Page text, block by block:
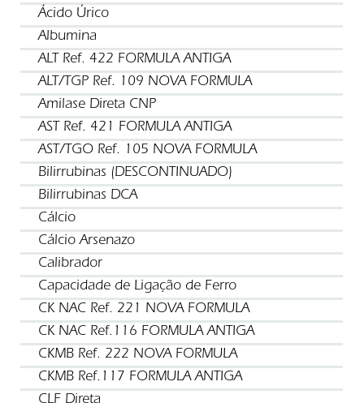
Ácido Úrico
Albumina
ALT Ref. 422 FORMULA ANTIGA
ALT/TGP Ref. 109 NOVA FORMULA
Amilase Direta CNP
AST Ref. 421 FORMULA ANTIGA
AST/TGO Ref. 105 NOVA FORMULA
Bilirrubinas (DESCONTINUADO)
Bilirrubinas DCA
Cálcio
Cálcio Arsenazo
Calibrador
Capacidade de Ligação de Ferro
CK NAC Ref. 221 NOVA FORMULA
CK NAC Ref.116 FORMULA ANTIGA
CKMB Ref. 222 NOVA FORMULA
CKMB Ref.117 FORMULA ANTIGA